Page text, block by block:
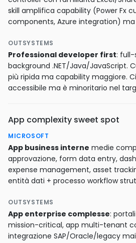
skill amplifica capability (Power Fx
components, Azure integration)
OUTSYSTEMS
Professional developer first: full-
background .NET/Java/JavaScript.
più ripida ma capability maggiore.
accessibile ma è minoritario nel
App complexity sweet spot
MICROSOFT
App business interne medie
approvazione, form data entry,
expense management, asset
entità dati + processo workflow
OUTSYSTEMS
App enterprise complesse:
mission-critical, app multi-tenant
integrazione SAP/Oracle/legacy